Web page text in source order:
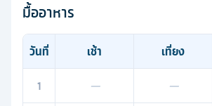
มื้ออาหาร
วันที่ เช้า เที่ยง
1
— —